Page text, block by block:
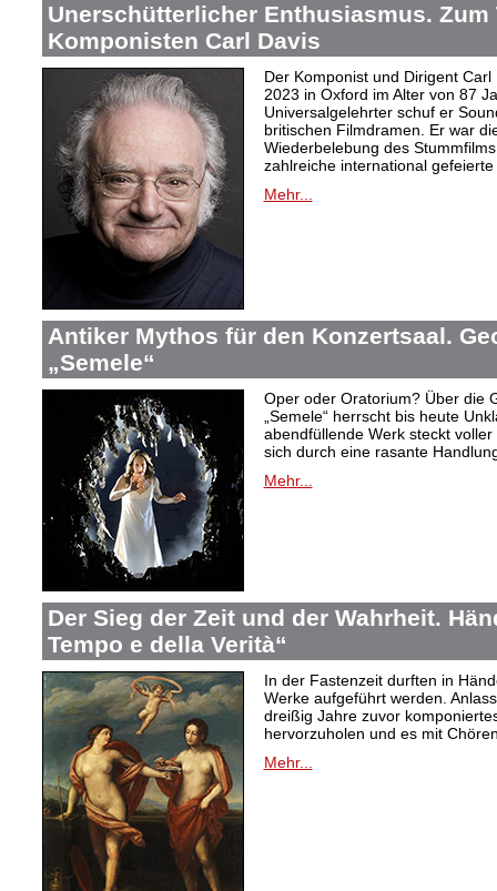
Unerschütterlicher Enthusiasmus. Zum
Komponisten Carl Davis
Der Komponist und Dirigent
2023 in Oxford im Alter von 87
Universalgelehrter schuf er
britischen Filmdramen. Er war
Wiederbelebung des
zahlreiche international
Mehr...
Antiker Mythos für den Konzertsaal.
„Semele“
Oper oder Oratorium? Über die
„Semele“ herrscht bis heute
abendfüllende Werk steckt
sich durch eine rasante
Mehr...
Der Sieg der Zeit und der Wahrheit.
Tempo e della Verità“
In der Fastenzeit durften in
Werke aufgeführt werden.
dreißig Jahre zuvor
hervorzuholen und es mit
Mehr...